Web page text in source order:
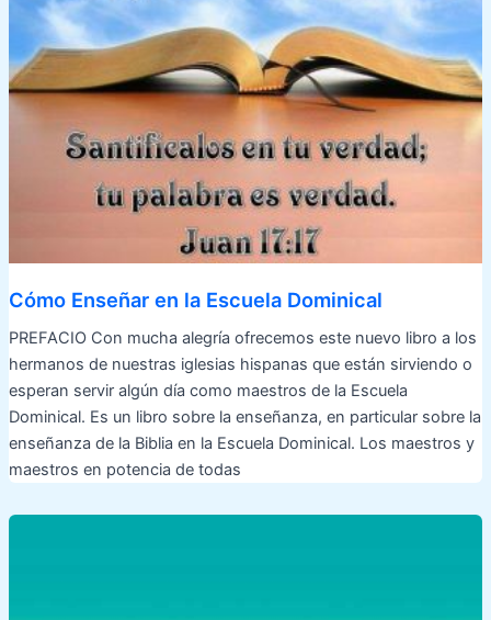
Cómo Enseñar en la Escuela Dominical
PREFACIO Con mucha alegría ofrecemos este nuevo libro a los
hermanos de nuestras iglesias hispanas que están sirviendo o
esperan servir algún día como maestros de la Escuela
Dominical. Es un libro sobre la enseñanza, en particular sobre la
enseñanza de la Biblia en la Escuela Dominical. Los maestros y
maestros en potencia de todas